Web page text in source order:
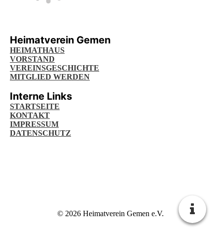
Heimatverein Gemen
HEIMATHAUS
VORSTAND
VEREINSGESCHICHTE
MITGLIED WERDEN
Interne Links
STARTSEITE
KONTAKT
IMPRESSUM
DATENSCHUTZ
© 2026 Heimatverein Gemen e.V.